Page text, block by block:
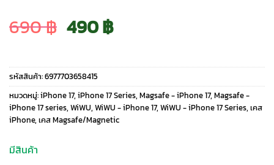
690฿ Original
price
was:
690 ฿.
490฿Current
price
is:
490 ฿.
รหัสสินค้า:6977703658415
หมวดหมู่:iPhone 17, iPhone 17 Series, Magsafe - iPhone 17, Magsafe -
iPhone 17 series, WiWU, WiWU - iPhone 17, WiWU - iPhone 17 Series, เคส
iPhone, เคส Magsafe/Magnetic
มีสินค้า